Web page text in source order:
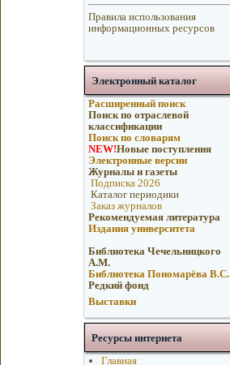
Правила использования
информационных ресурсов
Электронный каталог
Расширенный поиск
Поиск по отраслевой
классификации
Поиск по словарям
NEW!Новые поступления
Электронные версии
Журналы и газеты
Подписка 2026
Каталог периодики
Заказ журналов
Рекомендуемая литература
Издания университета
Библиотека Чечельницкого
А.М.
Библиотека Пономарёва В.С.
Редкий фонд
Выставки
Ресурсы интернета
Главная